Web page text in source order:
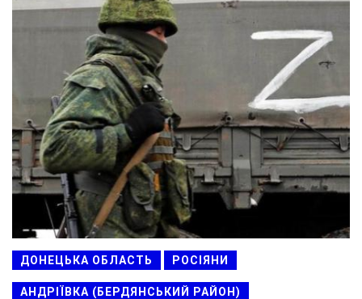
ДОНЕЦЬКА ОБЛАСТЬ РОСІЯНИ
АНДРІЇВКА (БЕРДЯНСЬКИЙ РАЙОН)